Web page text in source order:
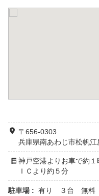
〒656-0303
兵庫県南あわじ市松帆江
神戸空港よりお車で約
ＩＣより約５分
駐車場 : 有り ３台 無料